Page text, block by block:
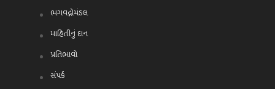
ભગવદ્ગોમંડલ
માહિતીનું દાન
પ્રતિભાવો
સંપર્ક